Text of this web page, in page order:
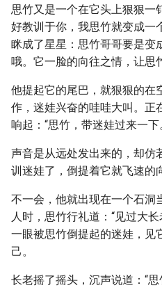
思竹又是一个在它头上狠狠一
好教训于你，我思竹就变成一
眯成了星星：思竹哥哥要是变
哦。它一脸的向往之情，让思
他提起它的尾巴，就狠狠的在
作，迷娃兴奋的哇哇大叫。正
响起：“思竹，带迷娃过来一下
声音是从远处发出来的，却仿
训迷娃了，倒提着它就飞速的
不一会，他就出现在一个石洞
人时，思竹行礼道：“见过大
一眼被思竹倒提起的迷娃，见
己。
长老摇了摇头，沉声说道：“